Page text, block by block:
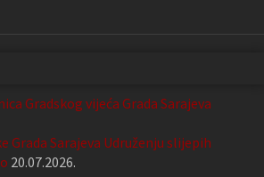
Gradskog vijeća Grada Sarajeva
Grada Sarajeva Udruženju slijepih
20.07.2026.